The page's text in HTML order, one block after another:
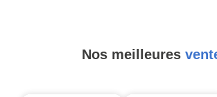
Nos meilleures